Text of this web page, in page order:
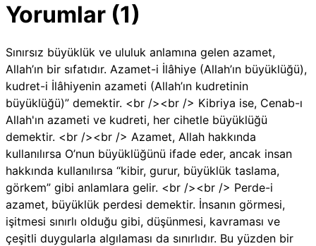
Yorumlar (1)
Sınırsız büyüklük ve ululuk anlamına gelen azamet,
Allah’ın bir sıfatıdır. Azamet-i İlâhiye (Allah’ın büyüklüğü),
kudret-i İlâhiyenin azameti (Allah’ın kudretinin
büyüklüğü)” demektir. <br /><br /> Kibriya ise, Cenab-ı
Allah'ın azameti ve kudreti, her cihetle büyüklüğü
demektir. <br /><br /> Azamet, Allah hakkında
kullanılırsa O’nun büyüklüğünü ifade eder, ancak insan
hakkında kullanılırsa “kibir, gurur, büyüklük taslama,
görkem” gibi anlamlara gelir. <br /><br /> Perde-i
azamet, büyüklük perdesi demektir. İnsanın görmesi,
işitmesi sınırlı olduğu gibi, düşünmesi, kavraması ve
çeşitli duygularla algılaması da sınırlıdır. Bu yüzden bir